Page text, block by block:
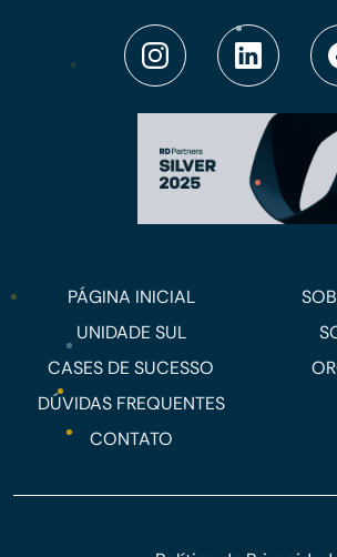
PÁGINA INICIAL
UNIDADE SUL
CASES DE SUCESSO
DÚVIDAS FREQUENTES
CONTATO